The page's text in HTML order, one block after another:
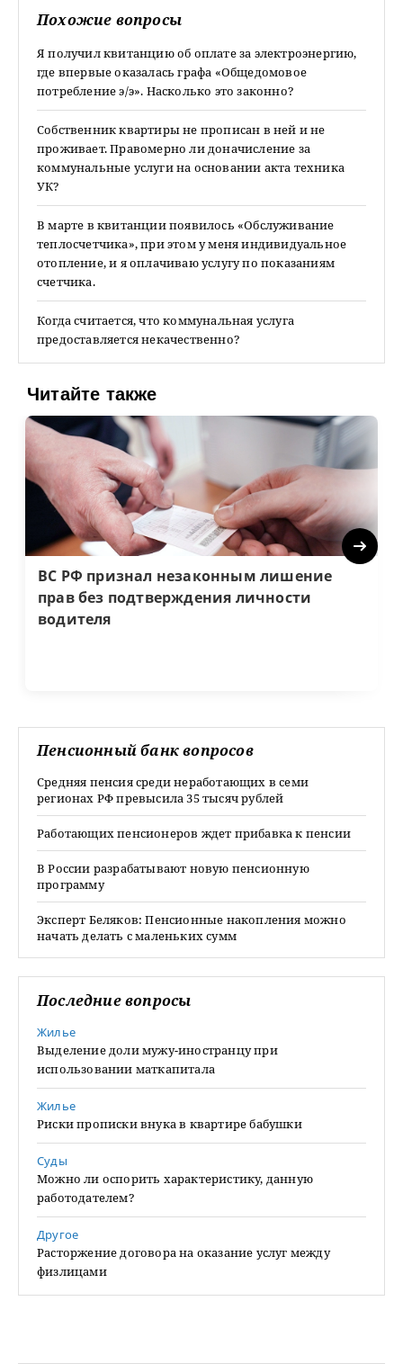
Похожие вопросы
Я получил квитанцию об оплате за электроэнергию,
где впервые оказалась графа «Общедомовое
потребление э/э». Насколько это законно?
Собственник квартиры не прописан в ней и не
проживает. Правомерно ли доначисление за
коммунальные услуги на основании акта техника
УК?
В марте в квитанции появилось «Обслуживание
теплосчетчика», при этом у меня индивидуальное
отопление, и я оплачиваю услугу по показаниям
счетчика.
Когда считается, что коммунальная услуга
предоставляется некачественно?
Читайте также
ВС РФ признал незаконным лишение
прав без подтверждения личности
водителя
Next
Пенсионный банк вопросов
Средняя пенсия среди неработающих в семи
регионах РФ превысила 35 тысяч рублей
Работающих пенсионеров ждет прибавка к пенсии
В России разрабатывают новую пенсионную
программу
Эксперт Беляков: Пенсионные накопления можно
начать делать с маленьких сумм
Последние вопросы
Жилье
Выделение доли мужу-иностранцу при
использовании маткапитала
Жилье
Риски прописки внука в квартире бабушки
Суды
Можно ли оспорить характеристику, данную
работодателем?
Другое
Расторжение договора на оказание услуг между
физлицами